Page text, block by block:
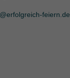
feiern.de